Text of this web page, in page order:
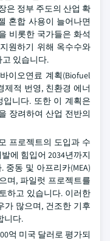
은 정부 주도의 산업 확
혼합 사용이 늘어나면
비롯한 국가들은 화석
원하기 위해 옥수수와
있습니다.
이오연료 계획(Biofuel
제적 번영, 친환경 에너
니다. 또한 이 계획은
장려하여 산업 전반의
프로젝트의 도입과 수
에 힘입어 2034년까지
중동 및 아프리카(MEA)
며, 파일럿 프로젝트를
하고 있습니다. 이러한
가 많으며, 건조한 기후
니다.
억 미국 달러로 평가되